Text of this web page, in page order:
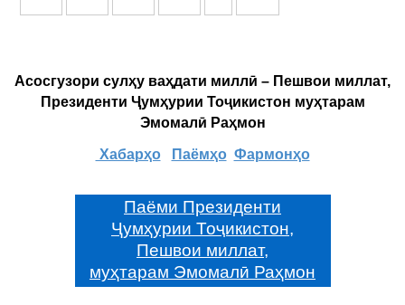
Асосгузори сулҳу ваҳдати миллӣ – Пешвои миллат,
Президенти Ҷумҳурии Тоҷикистон муҳтарам
Эмомалӣ Раҳмон
Хабарҳо Паёмҳо Фармонҳо
Паёми Президенти
Ҷумҳурии Тоҷикистон,
Пешвои миллат,
муҳтарам Эмомалӣ Раҳмон